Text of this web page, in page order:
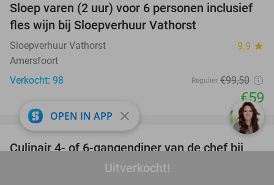
Uitverkocht!
41%
Sloep varen (2 uur) voor 6 personen inclusief
fles wijn bij Sloepverhuur Vathorst
Sloepverhuur Vathorst 9.9 star
Amersfoort
Verkocht: 98
Regulier €99,50
€59
33%
favorite_border
Culinair 4- of 6-gangendiner van de chef bij
OPEN IN APP close